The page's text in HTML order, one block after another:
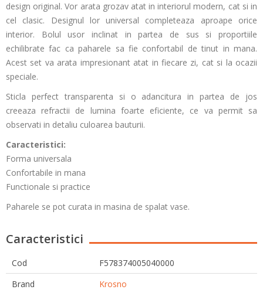
design original. Vor arata grozav atat in interiorul modern, cat si in
cel clasic. Designul lor universal completeaza aproape orice
interior. Bolul usor inclinat in partea de sus si proportiile
echilibrate fac ca paharele sa fie confortabil de tinut in mana.
Acest set va arata impresionant atat in ​​fiecare zi, cat si la ocazii
speciale.
Sticla perfect transparenta si o adancitura in partea de jos
creeaza refractii de lumina foarte eficiente, ce va permit sa
observati in detaliu culoarea bauturii.
Caracteristici:
Forma universala
Confortabile in mana
Functionale si practice
Paharele se pot curata in masina de spalat vase.
Caracteristici
Cod
F578374005040000
Brand
Krosno